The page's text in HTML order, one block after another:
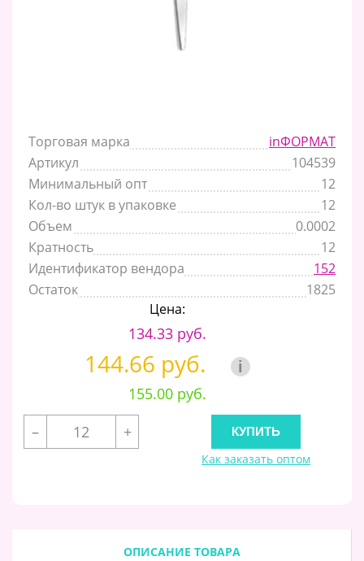
Торговая марка
inФОРМАТ
Артикул
104539
Минимальный опт
12
Кол-во штук в упаковке
12
Объем
0.0002
Кратность
12
Идентификатор вендора
152
Остаток
1825
Цена:
134.33 руб.
144.66 руб. i
155.00 руб.
–
+
Как заказать оптом
ОПИСАНИЕ ТОВАРА